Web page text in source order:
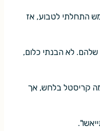
התחלתי לטבוע, אז
שלהם. לא הבנתי כלום,
קריסטל בלחש, אך